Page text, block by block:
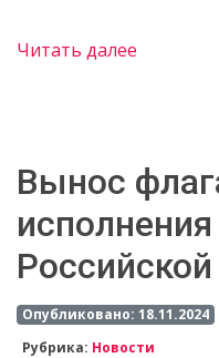
Читать далее
Вынос
Опубликовано: 18.11.2024
Рубрика: Новости